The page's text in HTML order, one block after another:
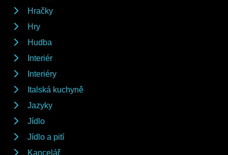
Hračky
Hry
Hudba
Interiér
Interiéry
Italská kuchyně
Jazyky
Jídlo
Jídlo a pití
Kancelář